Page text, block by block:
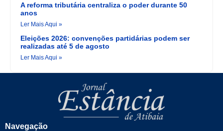
A reforma tributária centraliza o poder durante 50
anos
Ler Mais Aqui »
Eleições 2026: convenções partidárias podem ser
realizadas até 5 de agosto
Ler Mais Aqui »
Navegação